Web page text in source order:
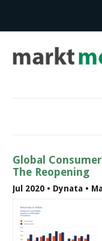
Global
The Reopening
Jul 2020 • Dynata •